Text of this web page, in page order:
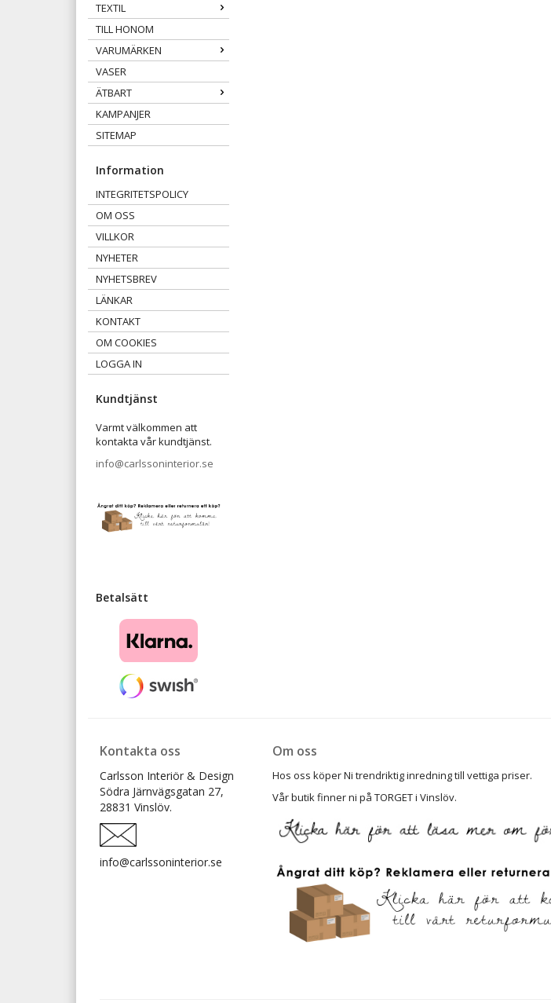
TEXTIL
TILL HONOM
VARUMÄRKEN
VASER
ÄTBART
KAMPANJER
SITEMAP
Information
INTEGRITETSPOLICY
OM OSS
VILLKOR
NYHETER
NYHETSBREV
LÄNKAR
KONTAKT
OM COOKIES
LOGGA IN
Kundtjänst
Varmt välkommen att
kontakta vår kundtjänst.
info@carlssoninterior.se
Betalsätt
Kontakta oss
Carlsson Interiör & Design
Södra Järnvägsgatan 27,
28831 Vinslöv.
info@carlssoninterior.se
Om oss
Hos oss köper Ni trendriktig inredning till vettiga priser.
Vår butik finner ni på TORGET i Vinslöv.